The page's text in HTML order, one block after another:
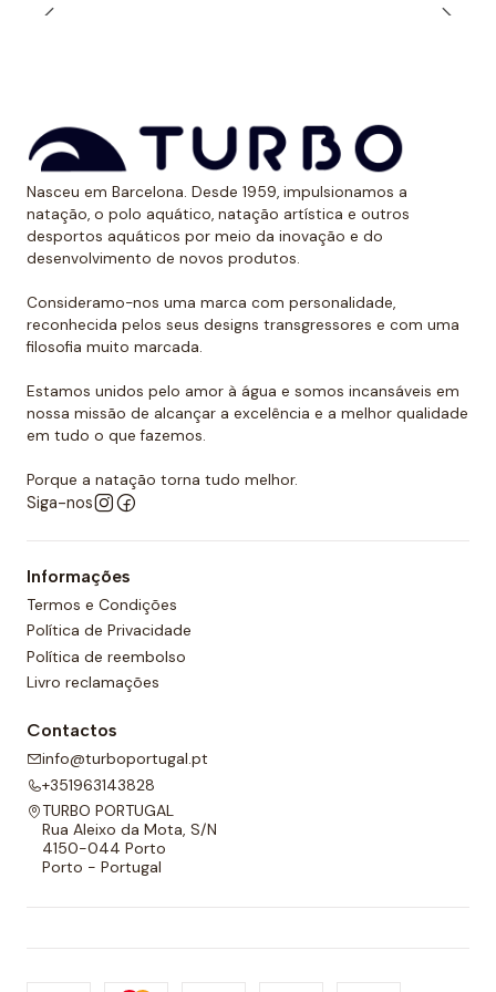
solares. Dessa forma, evitam ter uma marca óbvia
habitual. No caso de compará-lo com o fato de banho
de alça larga Turbo, sugerimos optar por um tamanho
menor, já que eles são um pouco maiores.
Nasceu em Barcelona. Desde 1959, impulsionamos a
natação, o polo aquático, natação artística e outros
desportos aquáticos por meio da inovação e do
desenvolvimento de novos produtos.
Consideramo-nos uma marca com personalidade,
reconhecida pelos seus designs transgressores e com uma
filosofia muito marcada.
Estamos unidos pelo amor à água e somos incansáveis em
nossa missão de alcançar a excelência e a melhor qualidade
em tudo o que fazemos.
Porque a natação torna tudo melhor.
Siga-nos
Informações
Termos e Condições
Política de Privacidade
Política de reembolso
Livro reclamações
Contactos
info@turboportugal.pt
+351963143828
TURBO PORTUGAL
Rua Aleixo da Mota, S/N
4150-044 Porto
Porto - Portugal